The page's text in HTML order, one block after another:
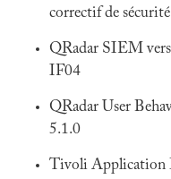
correctif de
QRadar SIEM
IF04
QRadar User
5.1.0
Tivoli Application